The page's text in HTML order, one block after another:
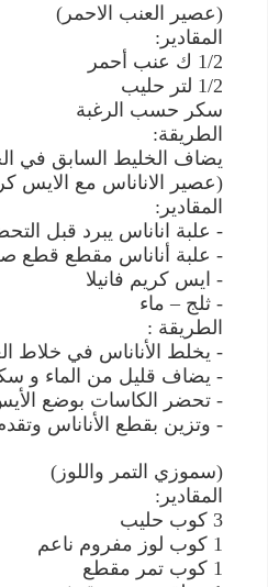
(عصير العنب الاحمر)
المقادير:
1/2 ك عنب أحمر
1/2 لتر حليب
سكر حسب الرغبة
الطريقة:
يضاف الخليط السابق في
(عصير الاناناس مع الايس
المقادير:
- علبة اناناس يبرد قبل
- علبة أناناس مقطع قطع
- ايس كريم فانيلا
- ثلج – ماء
الطريقة :
- يخلط الأناناس في خلاط
- يضاف قليل من الماء و
- تحضر الكاسات بوضع
- وتزين بقطع الأناناس
(سموزي التمر واللوز)
المقادير:
3 كوب حليب
1 كوب لوز مفروم ناعم
1 كوب تمر مقطع